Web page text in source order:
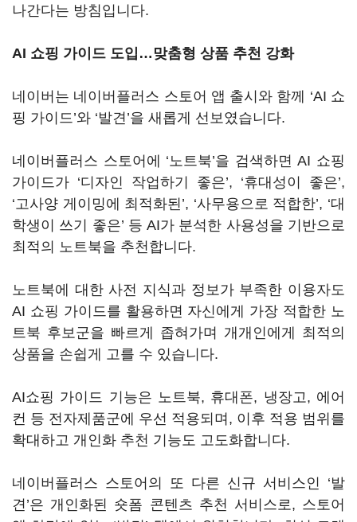
나간다는 방침입니다.
AI 쇼핑 가이드 도입 … 맞춤형 상품 추천 강화
네이버는 네이버플러스 스토어 앱 출시와 함께 ‘AI 쇼
핑 가이드’와 ‘발견’을 새롭게 선보였습니다.
네이버플러스 스토어에 ‘노트북’을 검색하면 AI 쇼핑
가이드가 ‘디자인 작업하기 좋은’, ‘휴대성이 좋은’,
‘고사양 게이밍에 최적화된’, ‘사무용으로 적합한’, ‘대
학생이 쓰기 좋은’ 등 AI가 분석한 사용성을 기반으로
최적의 노트북을 추천합니다.
노트북에 대한 사전 지식과 정보가 부족한 이용자도
AI 쇼핑 가이드를 활용하면 자신에게 가장 적합한 노
트북 후보군을 빠르게 좁혀가며 개개인에게 최적의
상품을 손쉽게 고를 수 있습니다.
AI쇼핑 가이드 기능은 노트북, 휴대폰, 냉장고, 에어
컨 등 전자제품군에 우선 적용되며, 이후 적용 범위를
확대하고 개인화 추천 기능도 고도화합니다.
네이버플러스 스토어의 또 다른 신규 서비스인 ‘발
견’은 개인화된 숏폼 콘텐츠 추천 서비스로, 스토어